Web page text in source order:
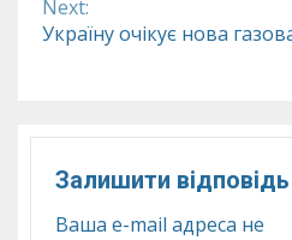
Next:
Україну очікує нова
Залишити відповідь
Ваша e-mail адреса не